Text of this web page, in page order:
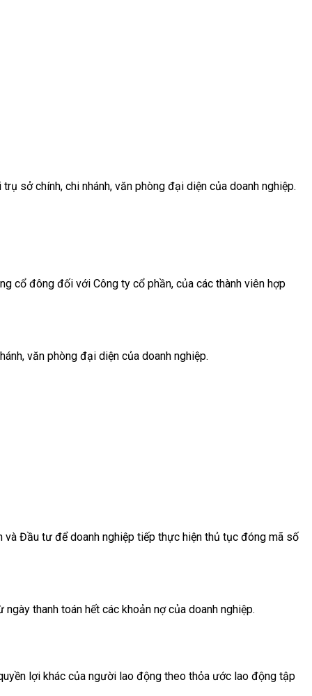
sở chính, chi nhánh, văn phòng đại diện của doanh nghiệp.
cổ đông đối với Công ty cổ phần, của các thành viên hợp
văn phòng đại diện của doanh nghiệp.
và Đầu tư để doanh nghiệp tiếp thực hiện thủ tục đóng mã số
thanh toán hết các khoản nợ của doanh nghiệp.
lợi khác của người lao động theo thỏa ước lao động tập